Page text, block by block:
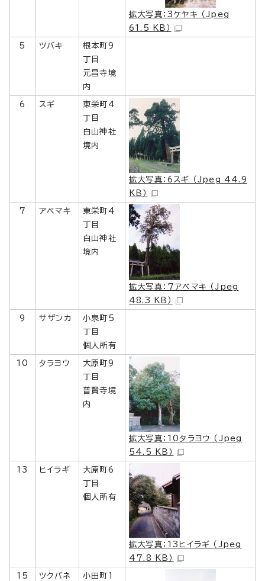
拡大写真：3ケヤキ （Jpeg
61.5 KB）
5 ツバキ
根本町9
丁目
元昌寺境
内
6 スギ
東栄町4
丁目
白山神社
境内
拡大写真：6スギ （Jpeg 44.9
KB）
7 アベマキ
東栄町4
丁目
白山神社
境内
拡大写真：7アベマキ （Jpeg
48.3 KB）
9 サザンカ
小泉町5
丁目
個人所有
10 タラヨウ
大原町9
丁目
普賢寺境
内
拡大写真：10タラヨウ （Jpeg
54.5 KB）
13 ヒイラギ
大原町6
丁目
個人所有
拡大写真：13ヒイラギ （Jpeg
47.8 KB）
15
ツクバネ
小田町1